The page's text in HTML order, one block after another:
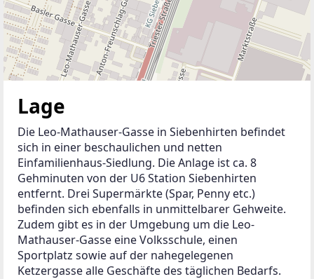
Lage
Die Leo-Mathauser-Gasse in Siebenhirten befindet
sich in einer beschaulichen und netten
Einfamilienhaus-Siedlung. Die Anlage ist ca. 8
Gehminuten von der U6 Station Siebenhirten
entfernt. Drei Supermärkte (Spar, Penny etc.)
befinden sich ebenfalls in unmittelbarer Gehweite.
Zudem gibt es in der Umgebung um die Leo-
Mathauser-Gasse eine Volksschule, einen
Sportplatz sowie auf der nahegelegenen
Ketzergasse alle Geschäfte des täglichen Bedarfs.